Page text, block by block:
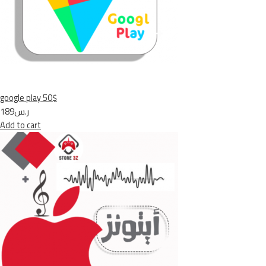
google play 50$
ر.س189
Add to cart